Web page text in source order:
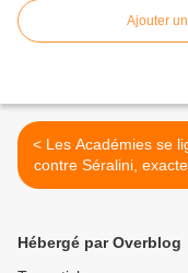
Ajouter
< Les Académies se liguent
contre Séralini,
comme les Prix
vaccins, mêmes
Hébergé par Overblog